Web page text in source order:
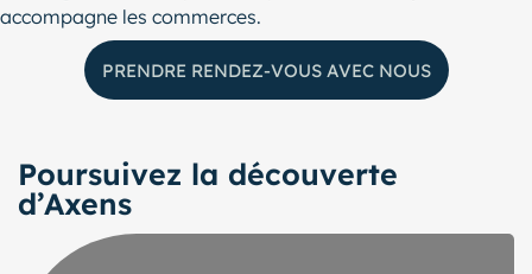
accompagne les commerces.
PRENDRE RENDEZ-VOUS AVEC NOUS
Poursuivez la découverte
d’Axens